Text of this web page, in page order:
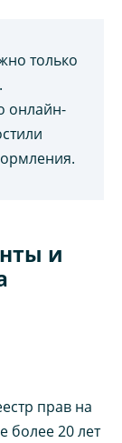
только
онлайн-
и
прав на
более 20 лет